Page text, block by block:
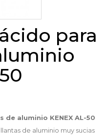
para
aluminio KENEX AL-50
de aluminio muy sucias